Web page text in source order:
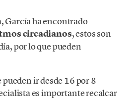
García ha encontrado
circadianos, estos son
por lo que pueden
ir desde 16 por 8
es importante recalcar